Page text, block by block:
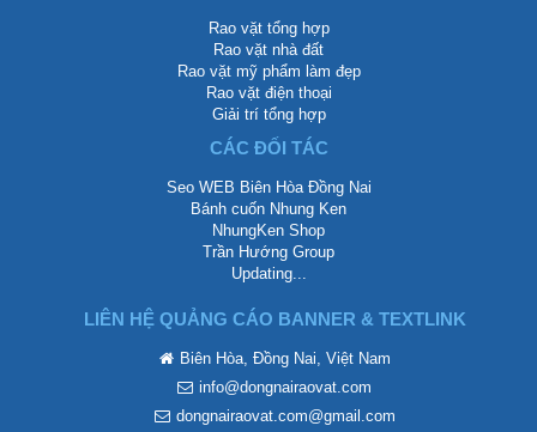
Rao vặt tổng hợp
Rao vặt nhà đất
Rao vặt mỹ phẩm làm đẹp
Rao vặt điện thoại
Giải trí tổng hợp
CÁC ĐỐI TÁC
Seo WEB Biên Hòa Đồng Nai
Bánh cuốn Nhung Ken
NhungKen Shop
Trần Hướng Group
Updating...
LIÊN HỆ QUẢNG CÁO BANNER & TEXTLINK
Biên Hòa, Đồng Nai, Việt Nam
info@dongnairaovat.com
dongnairaovat.com@gmail.com